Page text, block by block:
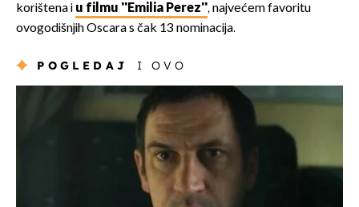
NE
korištena i u filmu ''Emilia Perez'', najvećem favoritu
ovogodišnjih Oscara s čak 13 nominacija.
POGLEDAJ I OVO